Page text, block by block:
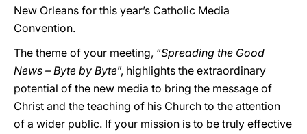
New Orleans for this year’s Catholic Media
Convention.
The theme of your meeting, “Spreading the Good
News – Byte by Byte”, highlights the extraordinary
potential of the new media to bring the message of
Christ and the teaching of his Church to the attention
of a wider public. If your mission is to be truly effective